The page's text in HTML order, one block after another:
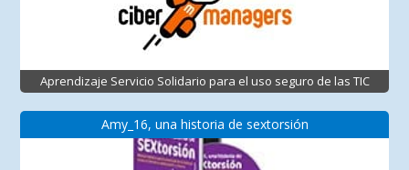
Aprendizaje Servicio Solidario para el uso seguro de las TIC
Amy_16, una historia de sextorsión